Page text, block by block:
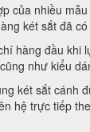
của nhiều
két sắt đã
hàng đầu khi
như kiểu
két sắt cánh
hệ trực tiếp